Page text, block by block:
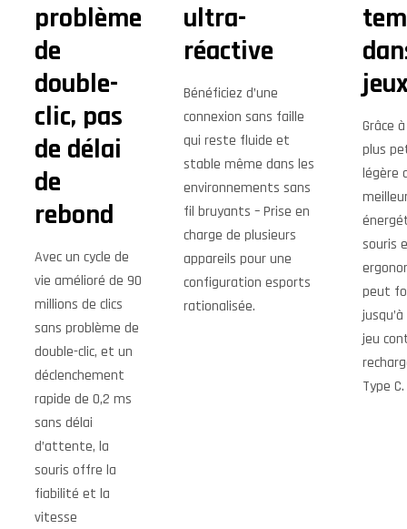
problème
de
double-
clic, pas
de délai
de
rebond
Avec un cycle de
vie amélioré de 90
millions de clics
sans problème de
double-clic, et un
déclenchement
rapide de 0,2 ms
sans délai
d’attente, la
souris offre la
fiabilité et la
vitesse
ultra-
réactive
Bénéficiez d’une
connexion sans faille
qui reste fluide et
stable même dans les
environnements sans
fil bruyants – Prise en
charge de plusieurs
appareils pour une
configuration esports
rationalisée.
Grâce
plus
légère
souris
peut
jeu
Type C.